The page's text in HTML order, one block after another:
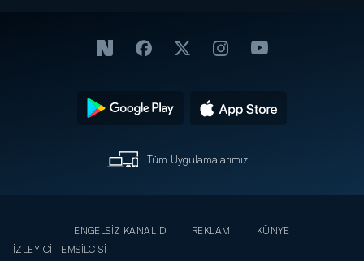
Tüm Uygulamalarımız
ENGELSİZ KANAL D REKLAM
KÜNYE
İZLEYİCİ TEMSİLCİSİ